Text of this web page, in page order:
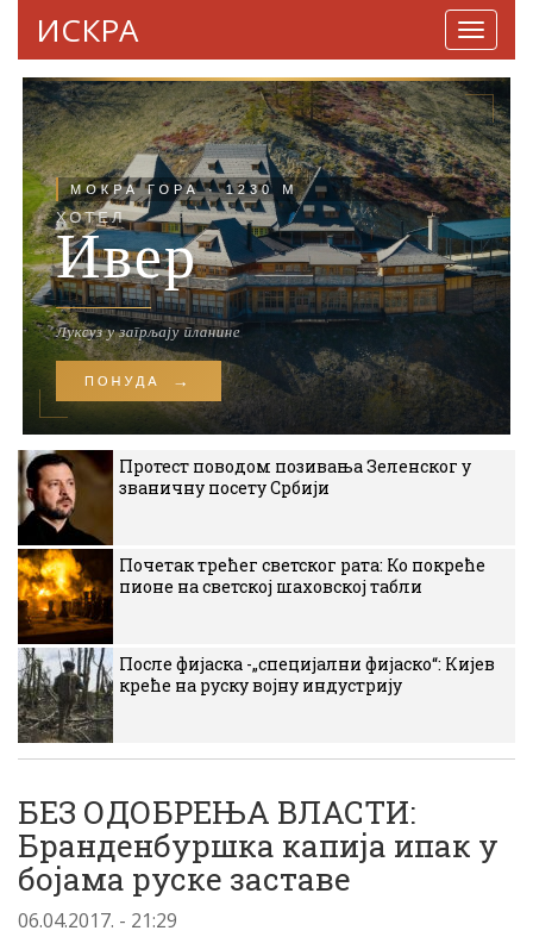
ИСКРА
Протест поводом позивања Зеленског у
званичну посету Србији
Почетак трећег светског рата: Ко покреће
пионе на светској шаховској табли
После фијаска -„специјални фијаско“: Кијев
креће на руску војну индустрију
БЕЗ ОДОБРЕЊА ВЛАСТИ:
Бранденбуршка капија ипак у
бојама руске заставе
06.04.2017. - 21:29